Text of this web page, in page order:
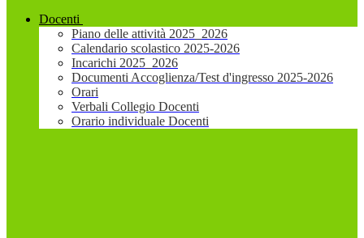
Docenti
Piano delle attività 2025_2026
Calendario scolastico 2025-2026
Incarichi 2025_2026
Documenti Accoglienza/Test d'ingresso 2025-2026
Orari
Verbali Collegio Docenti
Orario individuale Docenti